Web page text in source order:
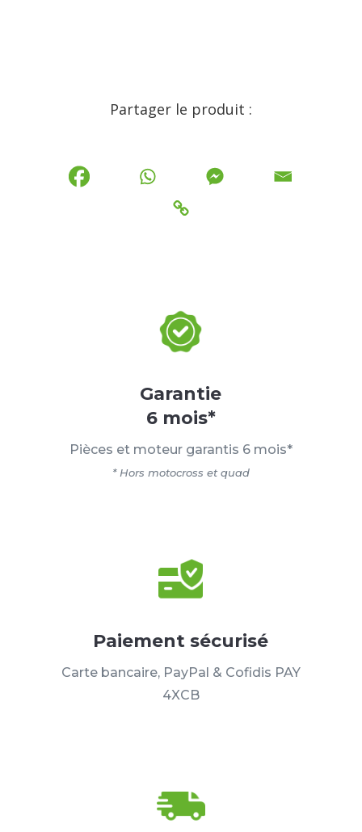
Partager le produit :
Garantie
6 mois*
Pièces et moteur garantis 6 mois*
* Hors motocross et quad
Paiement sécurisé
Carte bancaire, PayPal & Cofidis PAY
4XCB